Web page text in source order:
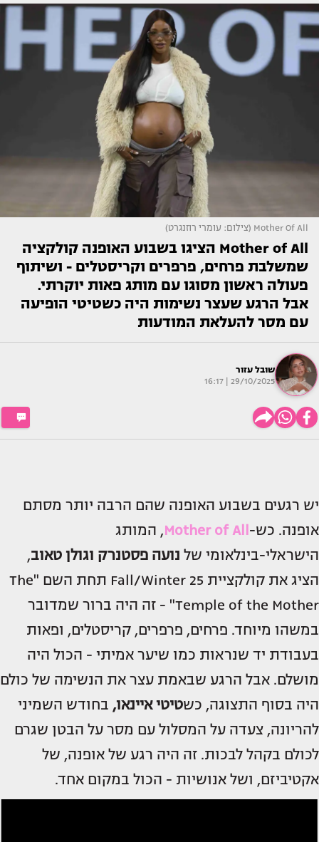
Mother Of All (צילום: עומרי רוזנגרט)
Mother of All הציגו בשבוע האופנה קולקציה
שמשלבת פרחים, פרפרים וקריסטלים - ושיתוף
פעולה ראשון מסוגו עם מותג פאות יוקרתי.
אבל הרגע שעצר נשימות היה כשטיטי הופיעה
עם מסר להעלאת המודעות
שובל עזור
29/10/2025 | 16:17
יש רגעים בשבוע האופנה שהם הרבה יותר מסתם
אופנה. כש- Mother of All, המותג
הישראלי-בינלאומי של נועה פסטנרק וגולן טאוב,
הציג את קולקציית Fall/Winter 25 תחת השם "The
Temple of the Mother" - זה היה ברור שמדובר
במשהו מיוחד. פרחים, פרפרים, קריסטלים, ופאות
בעבודת יד שנראות כמו שיער אמיתי - הכול היה
מושלם. אבל הרגע שבאמת עצר את הנשימה של כולם
היה בסוף התצוגה, כשטיטי איינאו, בחודש השמיני
להריונה, צעדה על המסלול עם מסר על הבטן שגרם
לכולם בקהל לבכות. זה היה רגע של אופנה, של
אקטיביזם, ושל אנושיות - הכול במקום אחד.